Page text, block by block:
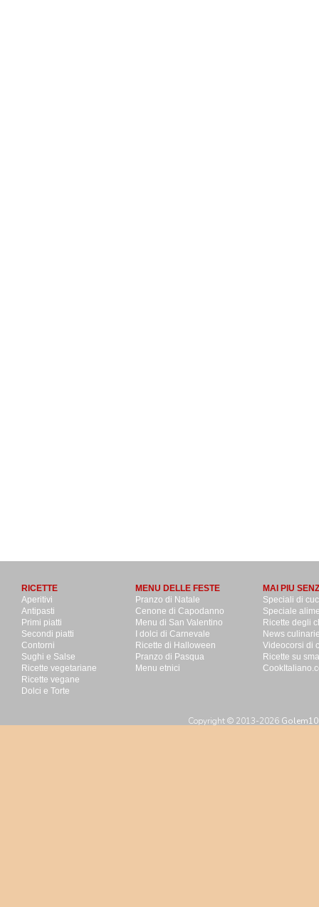
RICETTE
Aperitivi
Antipasti
Primi piatti
Secondi piatti
Contorni
Sughi e Salse
Ricette vegetariane
Ricette vegane
Dolci e Torte
MENU DELLE FESTE
Pranzo di Natale
Cenone di Capodanno
Menu di San Valentino
I dolci di Carnevale
Ricette di Halloween
Pranzo di Pasqua
Menu etnici
MAI PIU
Speciali di
Speciale
Ricette degli
News
Videocorsi di
Ricette su
Copyright © 2013-2026